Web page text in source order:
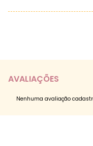
AVALIAÇÕES
Nenhuma avaliação